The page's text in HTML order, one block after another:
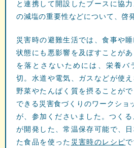
と連携して開設したブースに協
の減塩の重要性などについて、啓
災害時の避難生活では、食事や
状態にも悪影響を及ぼすことが
を落とさないためには、栄養バ
切。水道や電気、ガスなどが使
野菜やたんぱく質を摂ることが
できる災害食づくりのワークショ
が、参加くださいました。つく
が開発した、常温保存可能で、
た食品を使った 災害時のレシピ